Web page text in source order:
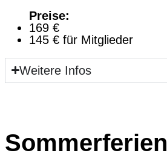
Preise:
169 €
145 € für Mitglieder
Weitere Infos
Sommerferien